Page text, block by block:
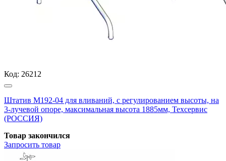
Код: 26212
Штатив М192-04 для вливаний, с регулированием высоты, на
3-лучевой опоре, максимальная высота 1885мм, Техсервис
(РОССИЯ)
Товар закончился
Запросить товар